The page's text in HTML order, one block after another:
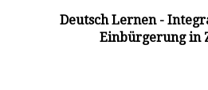
Deutsch Lernen -
Einbürgerung in